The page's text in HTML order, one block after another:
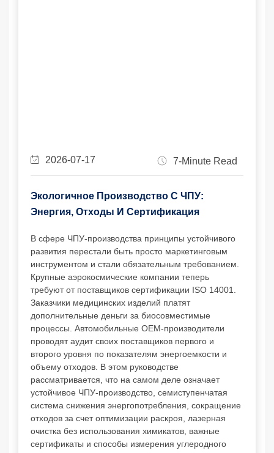
2026-07-17 7-Minute Read
Экологичное Производство С ЧПУ:
Энергия, Отходы И Сертификация
В сфере ЧПУ-производства принципы устойчивого
развития перестали быть просто маркетинговым
инструментом и стали обязательным требованием.
Крупные аэрокосмические компании теперь
требуют от поставщиков сертификации ISO 14001.
Заказчики медицинских изделий платят
дополнительные деньги за биосовместимые
процессы. Автомобильные OEM-производители
проводят аудит своих поставщиков первого и
второго уровня по показателям энергоемкости и
объему отходов. В этом руководстве
рассматривается, что на самом деле означает
устойчивое ЧПУ-производство, семиступенчатая
система снижения энергопотребления, сокращение
отходов за счет оптимизации раскроя, лазерная
очистка без использования химикатов, важные
сертификаты и способы измерения углеродного